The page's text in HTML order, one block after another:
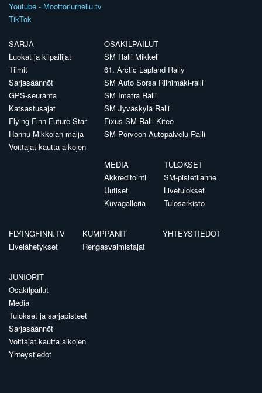
Youtube - Moottoriurheilu.tv
TikTok
SARJA
Luokat ja kilpailijat
Tiimit
Sarjasäännöt
GPS-seuranta
Katsastusajat
Flying Finn Future Star
Hannu Mikkolan malja
Voittajat kautta aikojen
OSAKILPAILUT
SM Ralli Mikkeli
61. Arctic Lapland Rally
SM Auto Sorsa Riihimäki-ralli
SM Imatra Ralli
SM Jyväskylä Ralli
Fixus SM Ralli Kitee
SM Porvoon Autopalvelu Ralli
MEDIA
Akkreditointi
Uutiset
Kuvagalleria
TULOKSET
SM-pistetilanne
Livetulokset
Tulosarkisto
FLYINGFINN.TV
Livelähetykset
KUMPPANIT
Rengasvalmistajat
YHTEYSTIEDOT
JUNIORIT
Osakilpailut
Media
Tulokset ja sarjapisteet
Sarjasäännöt
Voittajat kautta aikojen
Yhteystiedot